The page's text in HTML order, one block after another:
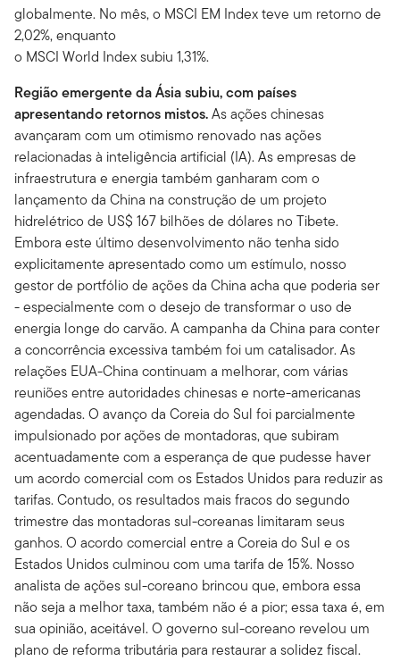
globalmente. No mês, o MSCI EM Index teve um retorno de
2,02%, enquanto
o MSCI World Index subiu 1,31%.
Região emergente da Ásia subiu, com países
apresentando retornos mistos.As ações chinesas
avançaram com um otimismo renovado nas ações
relacionadas à inteligência artificial (IA). As empresas de
infraestrutura e energia também ganharam com o
lançamento da China na construção de um projeto
hidrelétrico de US$ 167 bilhões de dólares no Tibete.
Embora este último desenvolvimento não tenha sido
explicitamente apresentado como um estímulo, nosso
gestor de portfólio de ações da China acha que poderia ser
- especialmente com o desejo de transformar o uso de
energia longe do carvão. A campanha da China para conter
a concorrência excessiva também foi um catalisador. As
relações EUA-China continuam a melhorar, com várias
reuniões entre autoridades chinesas e norte-americanas
agendadas. O avanço da Coreia do Sul foi parcialmente
impulsionado por ações de montadoras, que subiram
acentuadamente com a esperança de que pudesse haver
um acordo comercial com os Estados Unidos para reduzir as
tarifas. Contudo, os resultados mais fracos do segundo
trimestre das montadoras sul-coreanas limitaram seus
ganhos. O acordo comercial entre a Coreia do Sul e os
Estados Unidos culminou com uma tarifa de 15%. Nosso
analista de ações sul-coreano brincou que, embora essa
não seja a melhor taxa, também não é a pior; essa taxa é, em
sua opinião, aceitável. O governo sul-coreano revelou um
plano de reforma tributária para restaurar a solidez fiscal.